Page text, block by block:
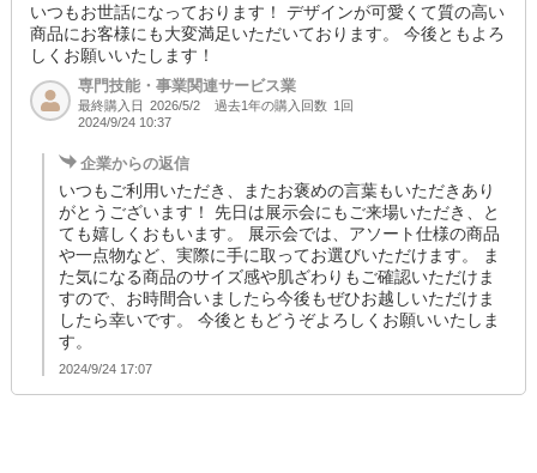
いつもお世話になっております！ デザインが可愛くて質の高い
商品にお客様にも大変満足いただいております。 今後ともよろ
しくお願いいたします！
専門技能・事業関連サービス業
最終購入日 2026/5/2 過去1年の購入回数 1回
2024/9/24 10:37
企業からの返信
いつもご利用いただき、またお褒めの言葉もいただきあり
がとうございます！ 先日は展示会にもご来場いただき、と
ても嬉しくおもいます。 展示会では、アソート仕様の商品
や一点物など、実際に手に取ってお選びいただけます。 ま
た気になる商品のサイズ感や肌ざわりもご確認いただけま
すので、お時間合いましたら今後もぜひお越しいただけま
したら幸いです。 今後ともどうぞよろしくお願いいたしま
す。
2024/9/24 17:07